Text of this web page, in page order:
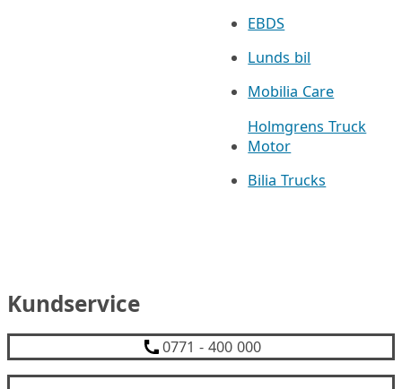
EBDS
Lunds bil
Mobilia Care
Holmgrens Truck
Motor
Bilia Trucks
Kundservice
0771 - 400 000